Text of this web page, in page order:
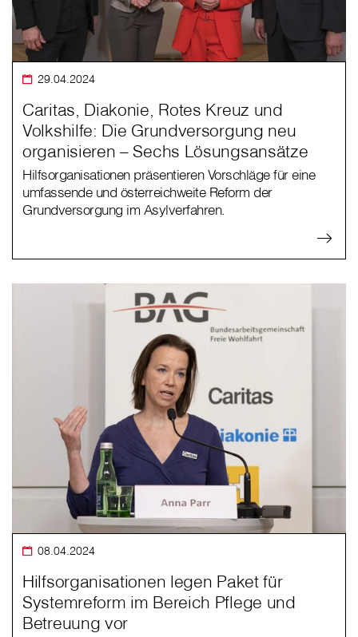
29.04.2024
Caritas, Diakonie, Rotes Kreuz und
Volkshilfe: Die Grundversorgung neu
organisieren – Sechs Lösungsansätze
Hilfsorganisationen präsentieren Vorschläge für eine
umfassende und österreichweite Reform der
Grundversorgung im Asylverfahren.
08.04.2024
Hilfsorganisationen legen Paket für
Systemreform im Bereich Pflege und
Betreuung vor